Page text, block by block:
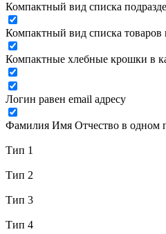
Компактный вид списка
Компактный вид списка
Компактные хлебные крошки в
Логин равен email адресу
Фамилия Имя Отчество в одном
Тип 1
Тип 2
Тип 3
Тип 4